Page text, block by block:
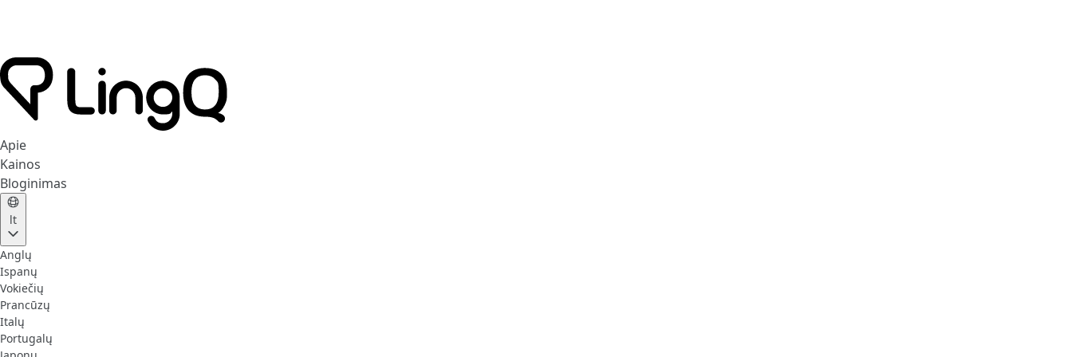
Apie
Kainos
Bloginimas
lt
Anglų
Ispanų
Vokiečių
Prancūzų
Italų
Portugalų